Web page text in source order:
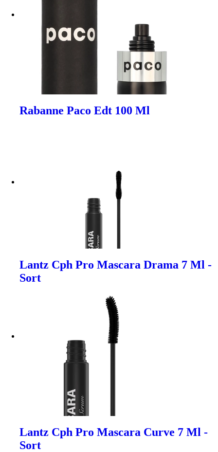
Rabanne Paco Edt 100 Ml
Lantz Cph Pro Mascara Drama 7 Ml -
Sort
Lantz Cph Pro Mascara Curve 7 Ml -
Sort